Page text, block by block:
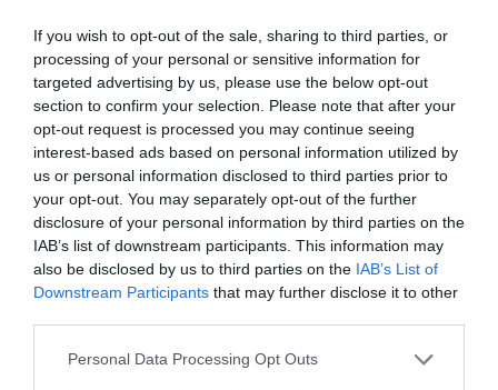
If you wish to opt-out of the sale, sharing to third parties, or
processing of your personal or sensitive information for
targeted advertising by us, please use the below opt-out
section to confirm your selection. Please note that after your
opt-out request is processed you may continue seeing
interest-based ads based on personal information utilized by
us or personal information disclosed to third parties prior to
your opt-out. You may separately opt-out of the further
disclosure of your personal information by third parties on the
IAB’s list of downstream participants. This information may
also be disclosed by us to third parties on the IAB’s List of
Downstream Participants that may further disclose it to other
Please note that this website/app uses one or more Google
Personal Data Processing Opt Outs
PRONEWS.GR / ΔΙΕΘΝΗΣ ΠΟΛΙΤΙΚΗ
Ουγγαρία: Το κοινοβούλιο ψηφίζει για
νέο πρόεδρο στις 11 Αυγούστου
05.08.2026 | 17:52